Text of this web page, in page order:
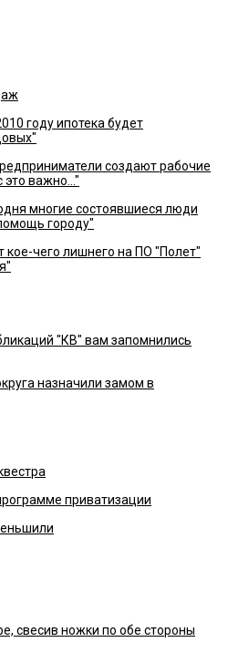
году ипотека будет
создают рабочие
это важно..."
многие состоявшиеся люди
городу"
чего лишнего на ПО "Полет"
"КВ" вам запомнились
назначили замом в
приватизации
свесив ножки по обе стороны